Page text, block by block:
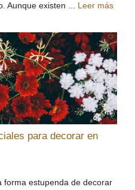
Aunque existen ... Leer más
para decorar en
forma estupenda de decorar